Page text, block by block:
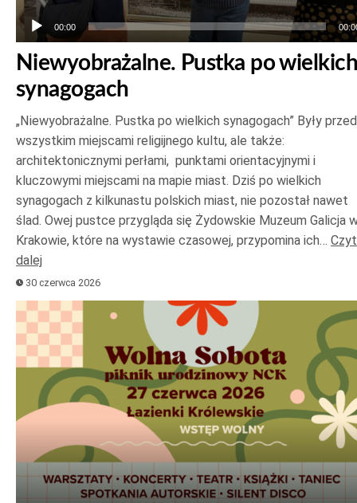
00:00
Niewyobrażalne. Pustka po wielkich
synagogach
„Niewyobrażalne. Pustka po wielkich synagogach” Były
wszystkim miejscami religijnego kultu, ale także:
architektonicznymi perłami, punktami orientacyjnymi i
kluczowymi miejscami na mapie miast. Dziś po wielkich
synagogach z kilkunastu polskich miast, nie pozostał nawet
ślad. Owej pustce przygląda się Żydowskie Muzeum Galicja
Krakowie, które na wystawie czasowej, przypomina ich…
dalej
30 czerwca 2026
Odtwarzacz
plików
dźwiękowych